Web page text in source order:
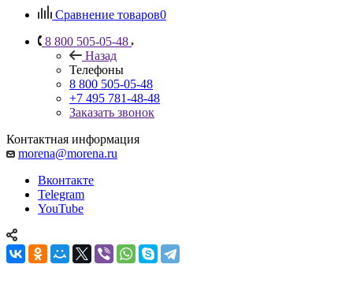
Сравнение товаров0
8 800 505-05-48
Назад
Телефоны
8 800 505-05-48
+7 495 781-48-48
Заказать звонок
Контактная информация
morena@morena.ru
Вконтакте
Telegram
YouTube